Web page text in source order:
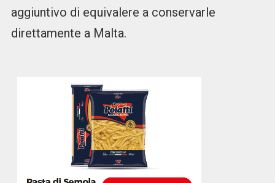
aggiuntivo di equivalere a conservarle
direttamente a Malta.